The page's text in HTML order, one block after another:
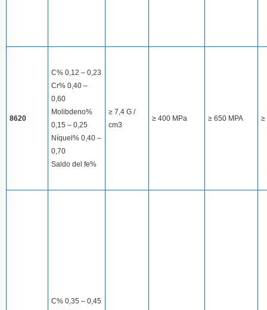
8620
C% 0,12 – 0,23
Cr% 0,40 –
0,60
Molibdeno%
0,15 – 0,25
Níquel% 0,40 –
0,70
Saldo del fe%
≥ 7,4 G /
cm3
≥ 400 MPa ≥ 650 MPA ≥
C% 0,35 – 0,45